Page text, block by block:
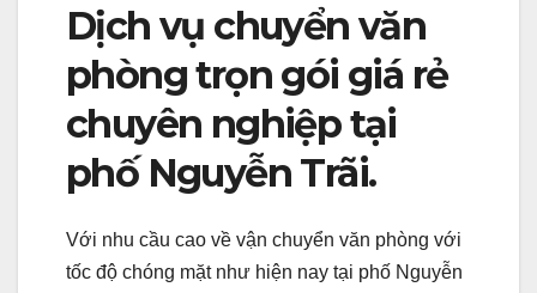
Dịch vụ chuyển văn
phòng trọn gói giá rẻ
chuyên nghiệp tại
phố Nguyễn Trãi.
Với nhu cầu cao về vận chuyển văn phòng với
tốc độ chóng mặt như hiện nay tại phố Nguyễn